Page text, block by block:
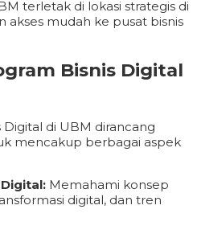
terletak di lokasi strategis di
akses mudah ke pusat bisnis
Bisnis Digital
di UBM dirancang
mencakup berbagai aspek
Memahami konsep
digital, dan tren